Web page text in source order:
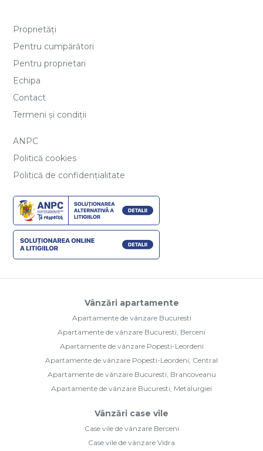
Proprietăți
Pentru cumpărători
Pentru proprietari
Echipa
Contact
Termeni și condiții
ANPC
Politică cookies
Politică de confidențialitate
Vânzări apartamente
Apartamente de vânzare Bucuresti
Apartamente de vânzare Bucuresti, Berceni
Apartamente de vânzare Popesti-Leordeni
Apartamente de vânzare Popesti-Leordeni, Central
Apartamente de vânzare Bucuresti, Brancoveanu
Apartamente de vânzare Bucuresti, Metalurgiei
Vânzări case vile
Case vile de vânzare Berceni
Case vile de vânzare Vidra